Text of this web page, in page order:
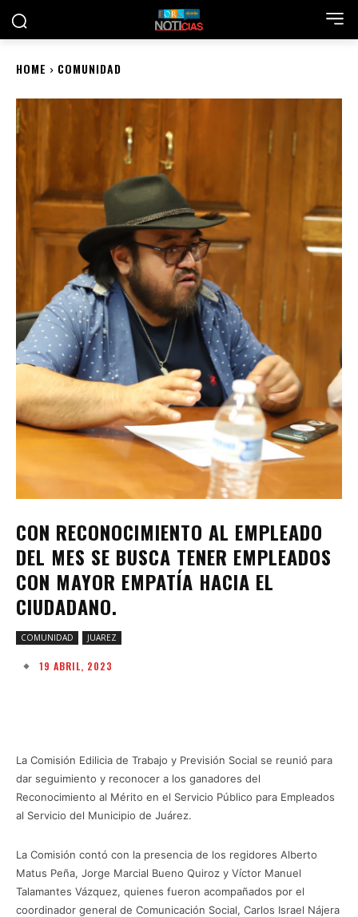
HOME COMUNIDAD
CON RECONOCIMIENTO AL EMPLEADO
DEL MES SE BUSCA TENER EMPLEADOS
CON MAYOR EMPATÍA HACIA EL
CIUDADANO.
COMUNIDAD JUAREZ
19 ABRIL, 2023
La Comisión Edilicia de Trabajo y Previsión Social se reunió para
dar seguimiento y reconocer a los ganadores del
Reconocimiento al Mérito en el Servicio Público para Empleados
al Servicio del Municipio de Juárez.
La Comisión contó con la presencia de los regidores Alberto
Matus Peña, Jorge Marcial Bueno Quiroz y Víctor Manuel
Talamantes Vázquez, quienes fueron acompañados por el
coordinador general de Comunicación Social, Carlos Israel Nájera